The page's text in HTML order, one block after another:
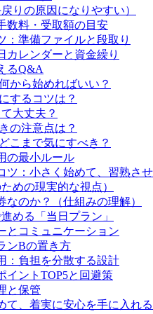
りの原因になりやすい）
数料・受取額の目安
：準備ファイルと段取り
カレンダーと資金繰り
るQ&A
から始めればいい？
するコツは？
大丈夫？
の注意点は？
こまで気にすべき？
の最小ルール
ツ：小さく始めて、習熟さ
めの現実的な視点）
のか？（仕組みの理解）
める「当日プラン」
とコミュニケーション
ンBの置き方
：負担を分散する設計
イントTOP5と回避策
と保管
て、着実に安心を手に入れる